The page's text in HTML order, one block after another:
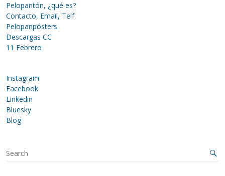
Pelopantón, ¿qué es?
Contacto, Email, Telf.
Pelopanpósters
Descargas CC
11 Febrero
Instagram
Facebook
Linkedin
Bluesky
Blog
S
e